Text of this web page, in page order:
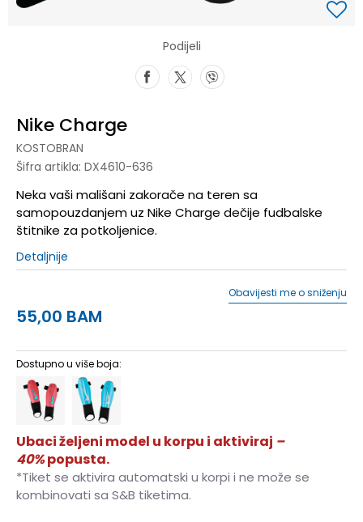
Podijeli
Nike Charge
KOSTOBRAN
Šifra artikla: DX4610-636
Neka vaši mališani zakorače na teren sa
samopouzdanjem uz Nike Charge dečije fudbalske
štitnike za potkoljenice.
Detaljnije
55,00 BAM
Obavijesti me o sniženju
Dostupno u više boja:
Ubaci željeni model u korpu i aktiviraj –
40%popusta.
*Tiket se aktivira automatski u korpi i ne može se
kombinovati sa S&B tiketima.